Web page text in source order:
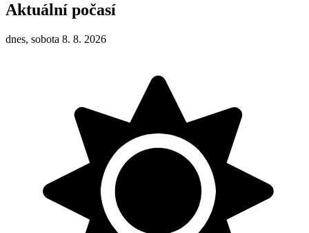
Aktuální počasí
dnes, sobota 8. 8. 2026